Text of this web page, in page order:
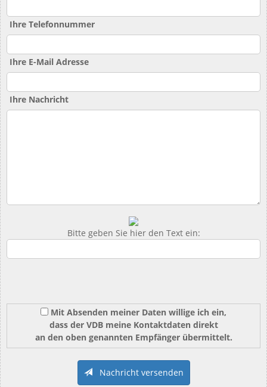
Ihre Telefonnummer
Ihre E-Mail Adresse
Ihre Nachricht
Bitte geben Sie hier den Text ein:
Mit Absenden meiner Daten willige ich ein,
dass der VDB meine Kontaktdaten direkt
an den oben genannten Empfänger übermittelt.
Nachricht versenden